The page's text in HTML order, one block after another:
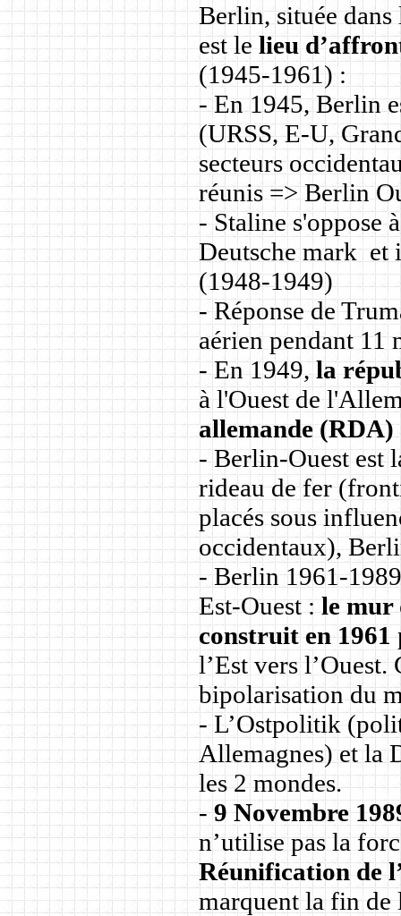
Berlin, située
est lelieu
(1945-1961) :
- En 1945, Berlin
(URSS, E-U,
secteurs
réunis => Berlin
- Staline s'oppose
Deutsche mark et
(1948-1949)
- Réponse de
aérien pendant 11
- En 1949,la
à l'Ouest de
allemande (RDA)
- Berlin-Ouest est
rideau de fer
placés sous
occidentaux),
- Berlin 1961-
Est-Ouest :le mur
construit en 1961
l’Est vers
bipolarisation du
- L’Ostpolitik
Allemagnes) et la
les 2 mondes.
-9 Novembre
n’utilise pas la
Réunification de
marquent la fin de